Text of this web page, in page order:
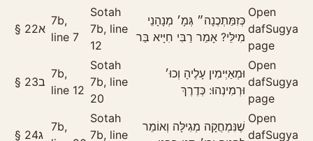
§ 22א
7b,
line 7
Sotah
7b, line
12
כְּזִמַּתְכֶנָה״ גְּמָ׳ מְנָהָנֵי
מִילֵּי? אָמַר רַבִּי חִיָּיא בַּר
Open
dafSugya
page
§ 23ב
7b,
line 12
Sotah
7b, line
20
וּמְאַיְּימִין עָלֶיהָ וְכוּ׳
וּרְמִינְהוּ: כְּדֶרֶךְ
Open
dafSugya
page
§ 24ג
7b,
Sotah
7b, line
שֶׁנִּמְחֲקָה מְגִילָּה וְאוֹמֵר
Open
dafSugya